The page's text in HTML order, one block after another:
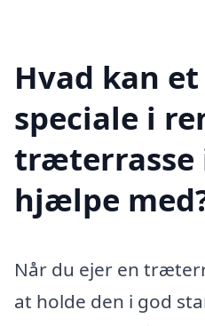
Hvad kan
speciale i
træterrasse
hjælpe
Når du ejer en
at holde den i god